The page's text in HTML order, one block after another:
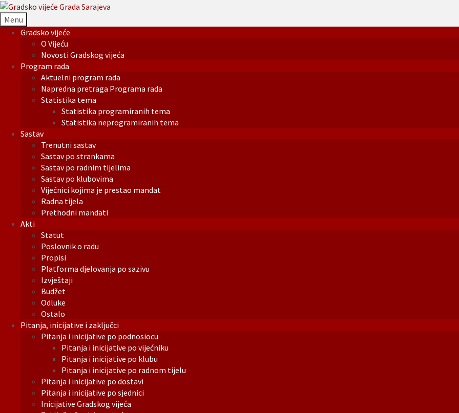
Menu
Gradsko vijeće
O Vijeću
Novosti Gradskog vijeća
Program rada
Aktuelni program rada
Napredna pretraga Programa rada
Statistika tema
Statistika programiranih tema
Statistika neprogramiranih tema
Sastav
Trenutni sastav
Sastav po strankama
Sastav po radnim tijelima
Sastav po klubovima
Vijećnici kojima je prestao mandat
Radna tijela
Prethodni mandati
Akti
Statut
Poslovnik o radu
Propisi
Platforma djelovanja po sazivu
Izvještaji
Budžet
Odluke
Ostalo
Pitanja, inicijative i zaključci
Pitanja i inicijative po podnosiocu
Pitanja i inicijative po vijećniku
Pitanja i inicijative po klubu
Pitanja i inicijative po radnom tijelu
Pitanja i inicijative po dostavi
Pitanja i inicijative po sjednici
Inicijative Gradskog vijeća